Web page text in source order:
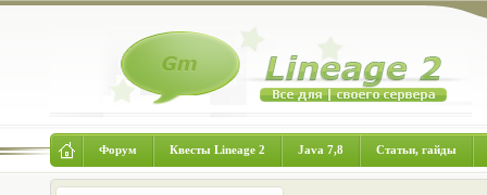
Форум Квесты Lineage 2 Java 7,8 Статьи, гайды